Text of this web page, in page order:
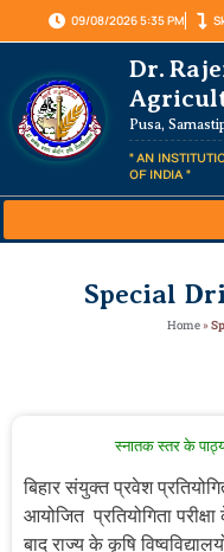
09/08/2026 5:35 PM
Dr.
Pusa,
" AN
OF INDIA "
Special
Home»
स्नातक स्तर के
बिहार संयुक्त प्रवेश
आयोजित प्रतियोगिता
बाद राज्य के कृषि